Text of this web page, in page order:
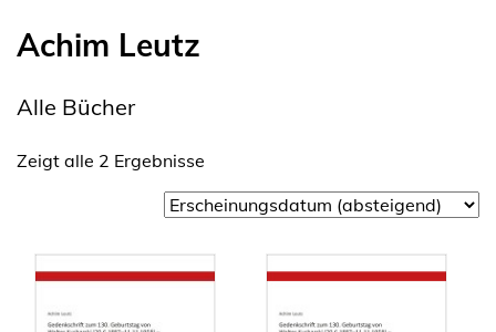
Achim Leutz
Alle Bücher
Zeigt alle 2 Ergebnisse